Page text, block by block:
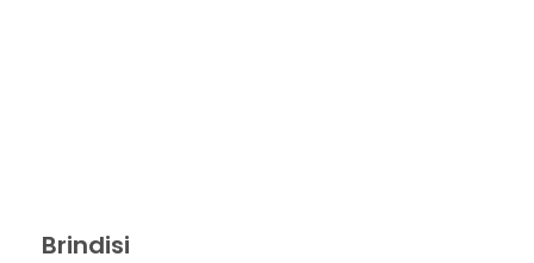
Brindisi